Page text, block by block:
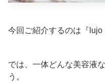
今回ご紹介するのは『lujo
では、一体どんな美容液
う。